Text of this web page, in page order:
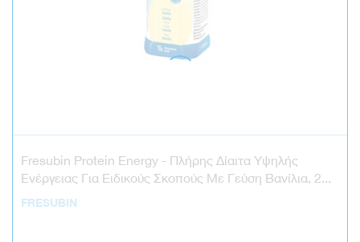
Fresubin Protein Energy - Πλήρης Δίαιτα Υψηλής
Ενέργειας Για Ειδικούς Σκοπούς Με Γεύση Βανίλια, 2...
FRESUBIN